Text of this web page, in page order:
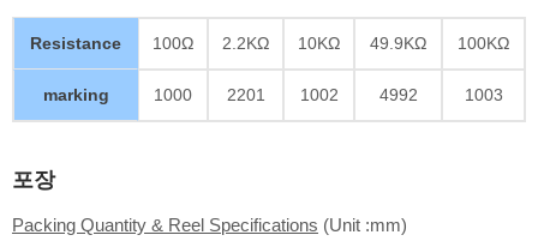
Resistance 100Ω 2.2KΩ 10KΩ 49.9KΩ 100KΩ
marking 1000 2201 1002 4992 1003
포장
Packing Quantity & Reel Specifications (Unit :mm)